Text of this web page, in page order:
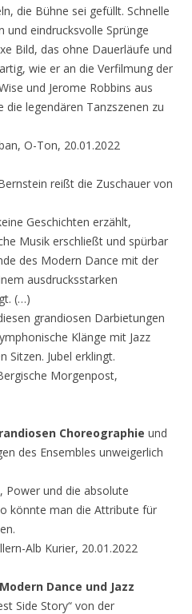
die Bühne sei gefüllt. Schnelle
und eindrucksvolle Sprünge
Bild, das ohne Dauerläufe und
wie er an die Verfilmung der
und Jerome Robbins aus
die legendären Tanzszenen zu
O-Ton, 20.01.2022
reißt die Zuschauer von
Geschichten erzählt,
Musik erschließt und spürbar
des Modern Dance mit der
ausdrucksstarken
(…)
grandiosen Darbietungen
Klänge mit Jazz
Sitzen. Jubel erklingt.
Morgenpost,
Choreographie und
des Ensembles unweigerlich
Power und die absolute
könnte man die Attribute für
Alb Kurier, 20.01.2022
Dance und Jazz
Side Story“ von der